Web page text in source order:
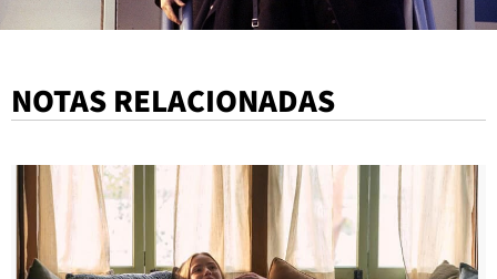
NOTAS RELACIONADAS